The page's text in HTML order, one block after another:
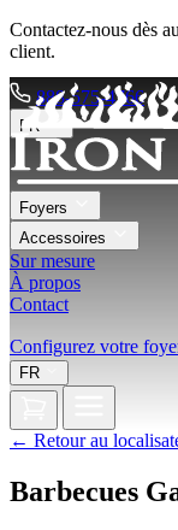
Contactez-nous dès
client.
888-575-4766
FR
Foyers
Accessoires
Sur mesure
À propos
Contact
Configurez votre
FR
← Retour au
Barbecues